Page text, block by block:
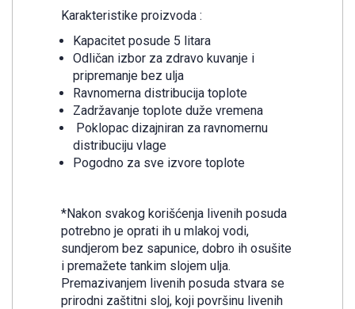
Karakteristike proizvoda :
Kapacitet posude 5 litara
Odličan izbor za zdravo kuvanje i
pripremanje bez ulja
Ravnomerna distribucija toplote
Zadržavanje toplote duže vremena
Poklopac dizajniran za ravnomernu
distribuciju vlage
Pogodno za sve izvore toplote
*Nakon svakog korišćenja livenih posuda
potrebno je oprati ih u mlakoj vodi,
sundjerom bez sapunice, dobro ih osušite
i premažete tankim slojem ulja.
Premazivanjem livenih posuda stvara se
prirodni zaštitni sloj, koji površinu livenih